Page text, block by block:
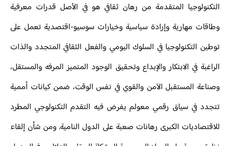
التكنولوجيا المتقدمة من رهان ثقافي هو في الأصل قدرات معرفية
وطاقات مهارية وإرادة سياسية وخيارات سوسيو-اقتصدية تعمل على
توطين التكنولوجيا في السلوك اليومي والفعل الثقافي المتجدد والذات
الراغبة في الابتكار والإبداع وتحقيق الوجود المتميز المرفه والمستقل،
وصناعة المستقبل الآمن والقوي في نفس الوقت، ضمن كيانات أممية
تتجدد في سياق رقمي معولم يفرض فيه التقدم التكنولوجي المطرد
للاقتصاديات الكبرى رهانات صعبة على الدول النامية. ومن شأن إلقاء